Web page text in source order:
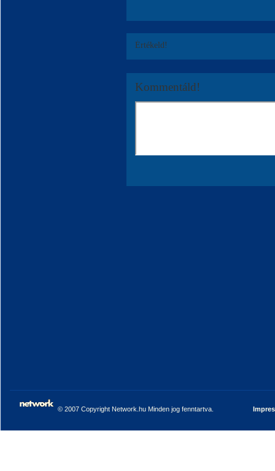
Értékeld!
Kommentáld!
© 2007 Copyright Network.hu Minden jog fenntartva.